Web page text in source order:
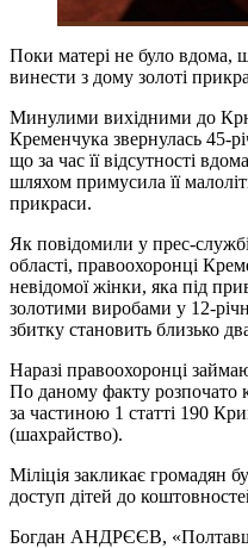
Поки матері не було вдома,
винести з дому золоті
Минулими вихідними до
Кременчука звернулась 45-
що за час її відсутності
шляхом примусила її
прикраси.
Як повідомили у прес-
області, правоохоронці
невідомої жінки, яка під
золотими виробами у 12-
збитку становить близько
Наразі правоохоронці
По даному факту розпочато
за частиною 1 статті 190
(шахрайство).
Міліція закликає громадян
доступ дітей до
Богдан АНДРЄЄВ,